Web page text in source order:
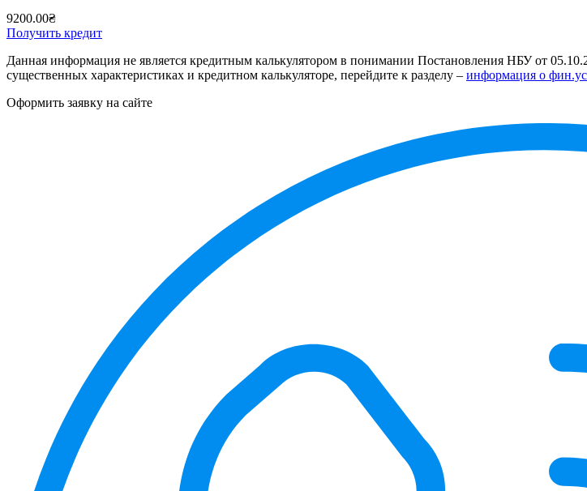
9200.00₴
Получить кредит
Данная информация не является кредитным калькулятором в понимании Постановления НБУ от
существенных характеристиках и кредитном калькуляторе, перейдите к разделу – информация о
Оформить заявку на сайте